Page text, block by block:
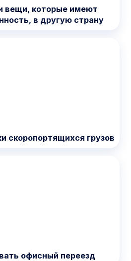
вещи, которые имеют
в другую страну
скоропортящихся грузов
офисный переезд